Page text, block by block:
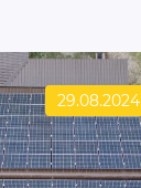
29.08.2024